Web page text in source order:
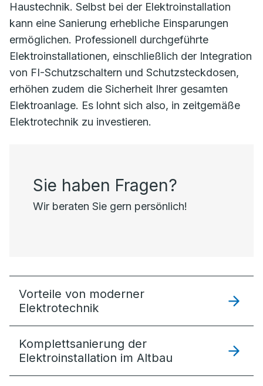
Haustechnik. Selbst bei der Elektroinstallation
kann eine Sanierung erhebliche Einsparungen
ermöglichen. Professionell durchgeführte
Elektroinstallationen, einschließlich der Integration
von FI-Schutzschaltern und Schutzsteckdosen,
erhöhen zudem die Sicherheit Ihrer gesamten
Elektroanlage. Es lohnt sich also, in zeitgemäße
Elektrotechnik zu investieren.
Sie haben Fragen?
Wir beraten Sie gern persönlich!
Vorteile von moderner
Elektrotechnik
Komplettsanierung der
Elektroinstallation im Altbau